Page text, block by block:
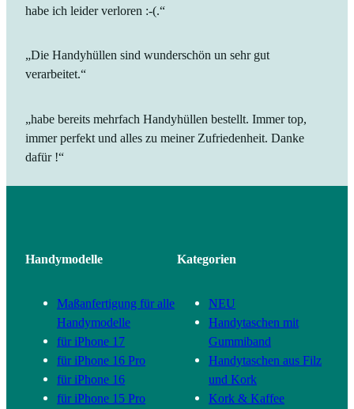
habe ich leider verloren :-(.“
„Die Handyhüllen sind wunderschön un sehr gut
verarbeitet.“
„habe bereits mehrfach Handyhüllen bestellt. Immer top,
immer perfekt und alles zu meiner Zufriedenheit. Danke
dafür !“
Handymodelle
Maßanfertigung für alle
Handymodelle
für iPhone 17
für iPhone 16 Pro
für iPhone 16
für iPhone 15 Pro
Kategorien
NEU
Handytaschen mit
Gummiband
Handytaschen aus Filz
und Kork
Kork & Kaffee